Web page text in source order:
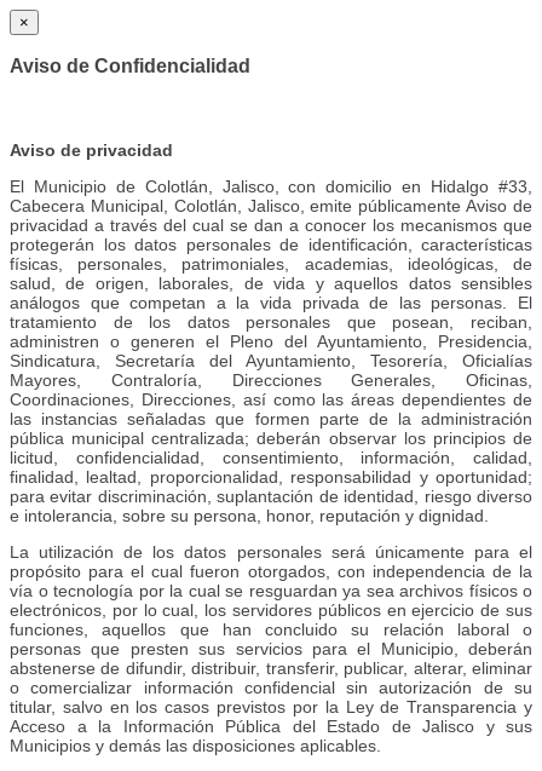
×
Aviso de Confidencialidad
Aviso de privacidad
El Municipio de Colotlán, Jalisco, con domicilio en Hidalgo #33,
Cabecera Municipal, Colotlán, Jalisco, emite públicamente Aviso de
privacidad a través del cual se dan a conocer los mecanismos que
protegerán los datos personales de identificación, características
físicas, personales, patrimoniales, academias, ideológicas, de
salud, de origen, laborales, de vida y aquellos datos sensibles
análogos que competan a la vida privada de las personas. El
tratamiento de los datos personales que posean, reciban,
administren o generen el Pleno del Ayuntamiento, Presidencia,
Sindicatura, Secretaría del Ayuntamiento, Tesorería, Oficialías
Mayores, Contraloría, Direcciones Generales, Oficinas,
Coordinaciones, Direcciones, así como las áreas dependientes de
las instancias señaladas que formen parte de la administración
pública municipal centralizada; deberán observar los principios de
licitud, confidencialidad, consentimiento, información, calidad,
finalidad, lealtad, proporcionalidad, responsabilidad y oportunidad;
para evitar discriminación, suplantación de identidad, riesgo diverso
e intolerancia, sobre su persona, honor, reputación y dignidad.
La utilización de los datos personales será únicamente para el
propósito para el cual fueron otorgados, con independencia de la
vía o tecnología por la cual se resguardan ya sea archivos físicos o
electrónicos, por lo cual, los servidores públicos en ejercicio de sus
funciones, aquellos que han concluido su relación laboral o
personas que presten sus servicios para el Municipio, deberán
abstenerse de difundir, distribuir, transferir, publicar, alterar, eliminar
o comercializar información confidencial sin autorización de su
titular, salvo en los casos previstos por la Ley de Transparencia y
Acceso a la Información Pública del Estado de Jalisco y sus
Municipios y demás las disposiciones aplicables.